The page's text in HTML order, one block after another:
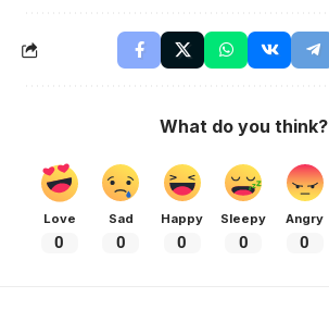
What do you think?
Love
0
Sad
0
Happy
0
Sleepy
0
Angry
0